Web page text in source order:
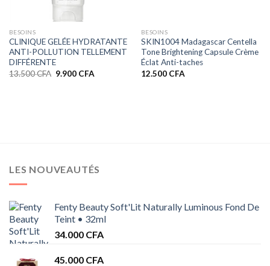
BESOINS
CLINIQUE GELÉE HYDRATANTE
ANTI-POLLUTION TELLEMENT
DIFFÉRENTE
13.500CFA Le
9.900 CFALe
BESOINS
SKIN1004 Madagascar Centella
Tone Brightening Capsule Crème
Éclat Anti-taches
12.500 CFA
LES NOUVEAUTÉS
Fenty Beauty Soft'Lit Naturally Luminous Fond De
Teint • 32ml
34.000 CFA
45.000 CFA